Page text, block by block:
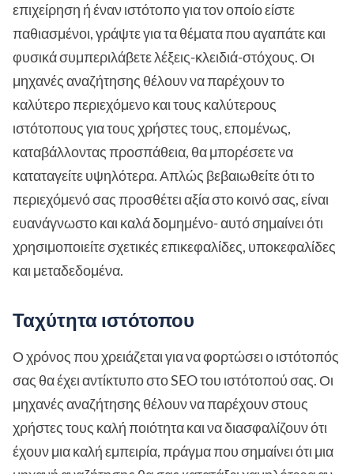
επιχείρηση ή έναν ιστότοπο για τον οποίο είστε
παθιασμένοι, γράψτε για τα θέματα που αγαπάτε και
φυσικά συμπεριλάβετε λέξεις-κλειδιά-στόχους. Οι
μηχανές αναζήτησης θέλουν να παρέχουν το
καλύτερο περιεχόμενο και τους καλύτερους
ιστότοπους για τους χρήστες τους, επομένως,
καταβάλλοντας προσπάθεια, θα μπορέσετε να
καταταγείτε υψηλότερα. Απλώς βεβαιωθείτε ότι το
περιεχόμενό σας προσθέτει αξία στο κοινό σας, είναι
ευανάγνωστο και καλά δομημένο- αυτό σημαίνει ότι
χρησιμοποιείτε σχετικές επικεφαλίδες, υποκεφαλίδες
και μεταδεδομένα.
Ταχύτητα ιστότοπου
Ο χρόνος που χρειάζεται για να φορτώσει ο ιστότοπός
σας θα έχει αντίκτυπο στο SEO του ιστότοπού σας. Οι
μηχανές αναζήτησης θέλουν να παρέχουν στους
χρήστες τους καλή ποιότητα και να διασφαλίζουν ότι
έχουν μια καλή εμπειρία, πράγμα που σημαίνει ότι μια